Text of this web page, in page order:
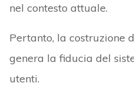
nel contesto attuale.
Pertanto, la costruzione
genera la fiducia del
utenti.